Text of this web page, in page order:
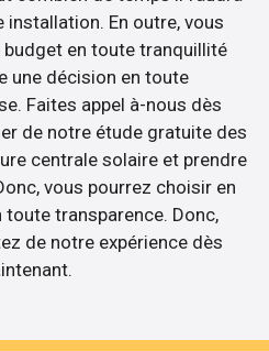
En outre, vous
en toute tranquillité
une décision en toute
Faites appel à-nous dès
de notre étude gratuite des
centrale solaire et prendre
vous pourrez choisir en
transparence. Donc,
de notre expérience dès